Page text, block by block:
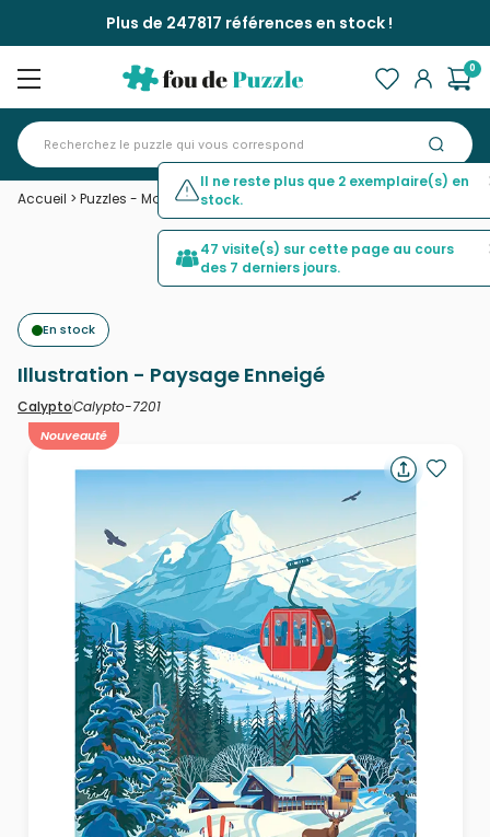
Plus de 247817 références en stock !
0
Accueil > Puzzles - Montagnes>Illustration - Paysage Enneigé
En stock
Illustration - Paysage Enneigé
CalyptoCalypto-7201
Nouveauté
Il ne reste plus que 2 exemplaire(s) en
stock.
47 visite(s) sur cette page au cours
des 7 derniers jours.